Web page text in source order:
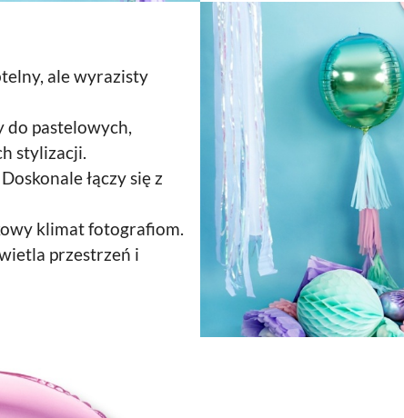
ale wyrazisty
do pastelowych,
stylizacji.
Doskonale łączy się z
klimat fotografiom.
przestrzeń i